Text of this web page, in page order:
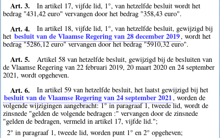
Art. 3.
In artikel 17, vijfde lid, 1°, van hetzelfde besluit wordt het
bedrag "431,42 euro" vervangen door het bedrag "358,43 euro".
Art. 4.
In artikel 18, vijfde lid, 1°, van hetzelfde besluit, gewijzigd bij
het besluit van de Vlaamse Regering van 28 december 2019, wordt het
bedrag "5286,12 euro" vervangen door het bedrag "5910,32 euro".
Art. 5.
Artikel 58 van hetzelfde besluit, gewijzigd bij de besluiten van
de Vlaamse Regering van 22 februari 2019, 20 maart 2020 en 24 september
2021, wordt opgeheven.
Art. 6. In artikel 59 van hetzelfde besluit, het laatst gewijzigd bij het
besluit van de Vlaamse Regering van 24 september 2021, worden de
volgende wijzigingen aangebracht: 1° in paragraaf 1, tweede lid, wordt de
zinsnede "gelden de volgende bedragen :" vervangen door de zinsnede
"gelden de bedragen, vermeld in artikel 17, vijfde lid.";
2° in paragraaf 1, tweede lid, worden punt 1° en 2° opgeheven;